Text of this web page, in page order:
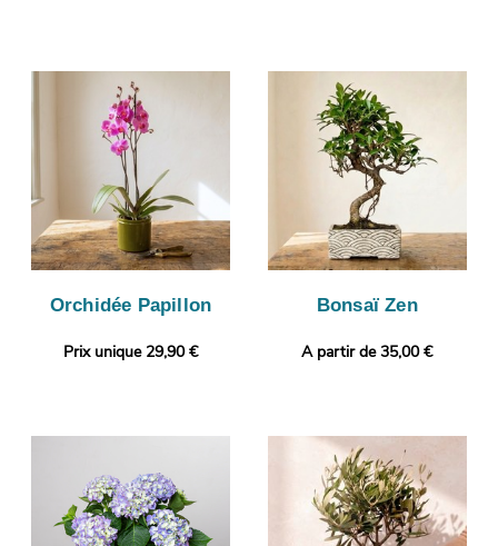
Orchidée Papillon
Prix unique 29,90 €
Bonsaï Zen
A partir de 35,00 €